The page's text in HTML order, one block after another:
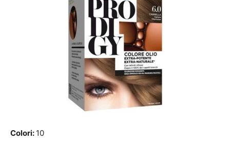
Colori: 10